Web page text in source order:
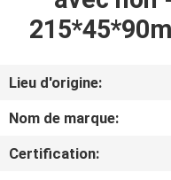
PRODUITS
VIDÉOS
PROPOS
Lieu d'origine:
Nom de marque:
Certification: